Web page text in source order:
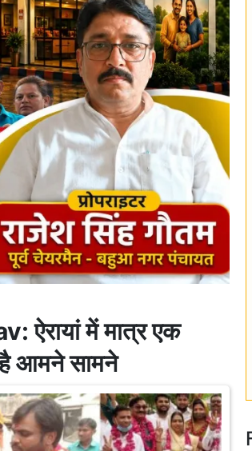
में मात्र एक
है आमने सामने